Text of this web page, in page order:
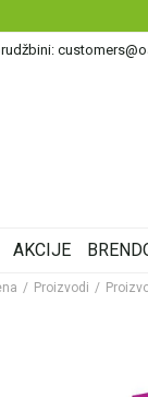
AKCIJE
Proizvodi